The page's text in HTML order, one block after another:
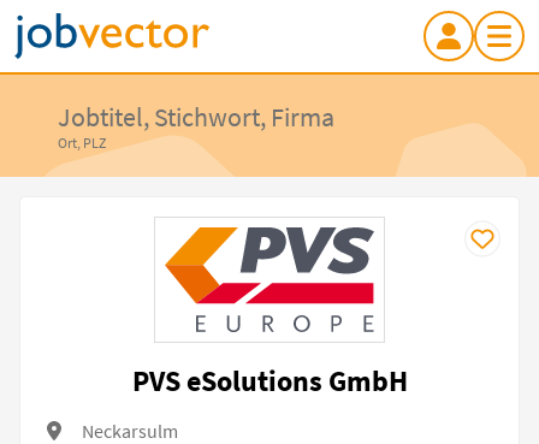
Jobtitel, Stichwort, Firma
Ort, PLZ
PVS eSolutions GmbH
Neckarsulm